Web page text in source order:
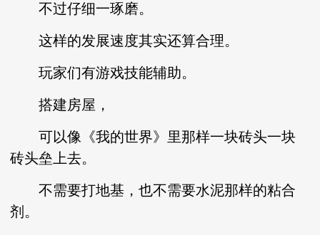
不过仔细一琢磨。
这样的发展速度其实还算合理。
玩家们有游戏技能辅助。
搭建房屋，
可以像《我的世界》里那样一块砖头一块
砖头垒上去。
不需要打地基，也不需要水泥那样的粘合
剂。